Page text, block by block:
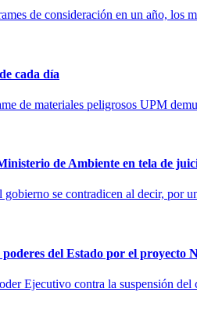
de consideración en un año, los
cada día
de materiales peligrosos UPM
de Ambiente en tela de
gobierno se contradicen al decir, por
del Estado por el proyecto
Ejecutivo contra la suspensión